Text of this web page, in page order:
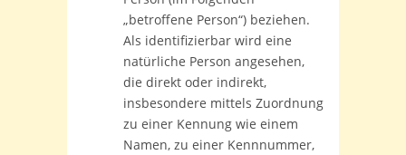
„betroffene Person“) beziehen.
Als identifizierbar wird eine
natürliche Person angesehen,
die direkt oder indirekt,
insbesondere mittels Zuordnung
zu einer Kennung wie einem
Namen, zu einer Kennnummer,